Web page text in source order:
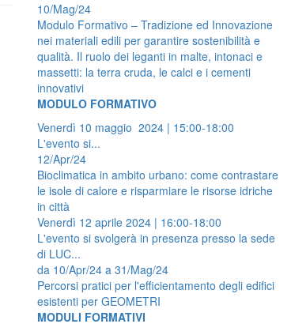
10/Mag/24
Modulo Formativo – Tradizione ed Innovazione
nei materiali edili per garantire sostenibilità e
qualità. Il ruolo dei leganti in malte, intonaci e
massetti: la terra cruda, le calci e i cementi
innovativi
MODULO FORMATIVO
Venerdì 10 maggio 2024 | 15:00-18:00
L'evento si...
12/Apr/24
Bioclimatica in ambito urbano: come contrastare
le isole di calore e risparmiare le risorse idriche
in città
Venerdì 12 aprile 2024 | 16:00-18:00
L'evento si svolgerà in presenza presso la sede
di LUC...
da 10/Apr/24 a 31/Mag/24
Percorsi pratici per l'efficientamento degli edifici
esistenti per GEOMETRI
MODULI FORMATIVI